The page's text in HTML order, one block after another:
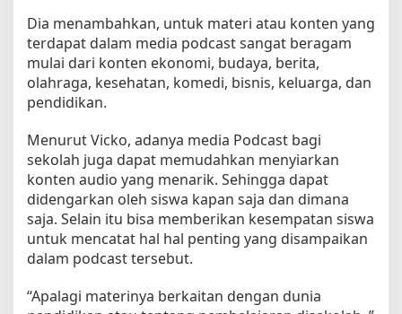
Dia menambahkan, untuk materi atau konten yang
terdapat dalam media podcast sangat beragam
mulai dari konten ekonomi, budaya, berita,
olahraga, kesehatan, komedi, bisnis, keluarga, dan
pendidikan.
Menurut Vicko, adanya media Podcast bagi
sekolah juga dapat memudahkan menyiarkan
konten audio yang menarik. Sehingga dapat
didengarkan oleh siswa kapan saja dan dimana
saja. Selain itu bisa memberikan kesempatan siswa
untuk mencatat hal hal penting yang disampaikan
dalam podcast tersebut.
“Apalagi materinya berkaitan dengan dunia